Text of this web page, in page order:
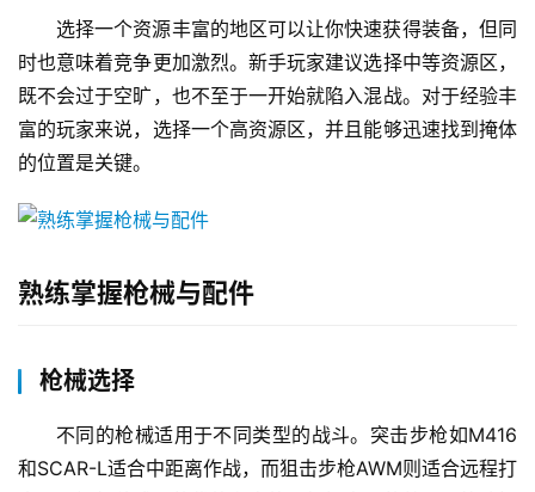
选择一个资源丰富的地区可以让你快速获得装备，但同
时也意味着竞争更加激烈。新手玩家建议选择中等资源区，
既不会过于空旷，也不至于一开始就陷入混战。对于经验丰
富的玩家来说，选择一个高资源区，并且能够迅速找到掩体
的位置是关键。
熟练掌握枪械与配件
枪械选择
不同的枪械适用于不同类型的战斗。突击步枪如M416
和SCAR-L适合中距离作战，而狙击步枪AWM则适合远程打